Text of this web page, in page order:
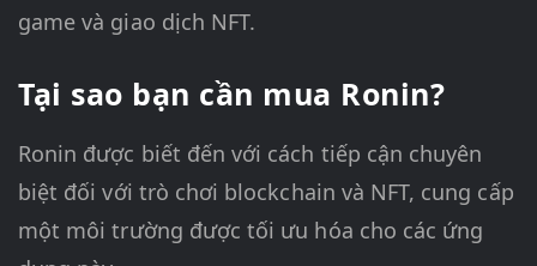
game và giao dịch NFT.
Tại sao bạn cần mua Ronin?
Ronin được biết đến với cách tiếp cận chuyên
biệt đối với trò chơi blockchain và NFT, cung cấp
một môi trường được tối ưu hóa cho các ứng